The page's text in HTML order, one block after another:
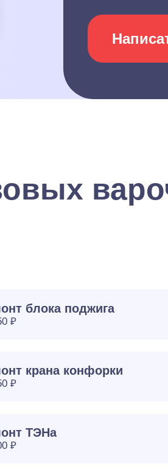
блока поджига
₽
крана конфорки
₽
ТЭНа
₽